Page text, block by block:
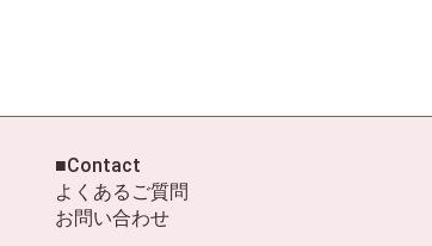
■Contact
よくあるご質問
お問い合わせ